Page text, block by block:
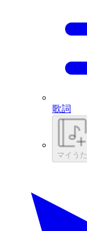
歌詞
マイうた